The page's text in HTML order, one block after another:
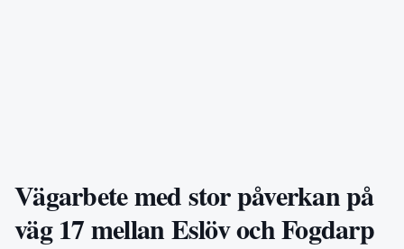
Vägarbete med stor påverkan på
väg 17 mellan Eslöv och Fogdarp